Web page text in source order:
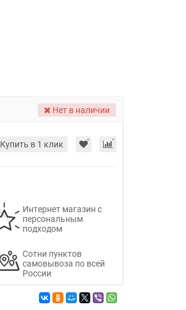
Нет в наличии
Купить в 1 клик
Интернет магазин с
персональным
подходом
Сотни пунктов
самовывоза по всей
России